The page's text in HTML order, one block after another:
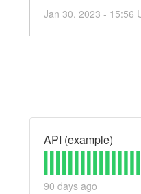
Jan 30, 2023 - 15:56
API (example)
90 days ago